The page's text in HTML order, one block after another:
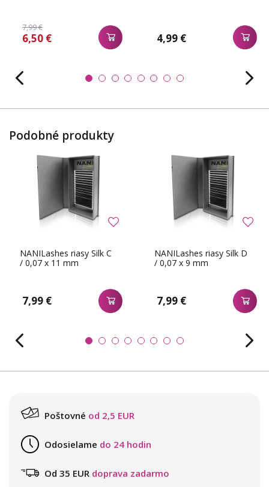
7,99 €
6,50 € 4,99 €
Podobné produkty
NANILashes riasy Silk C
/ 0,07 x 11 mm
7,99 €
NANILashes riasy Silk D
/ 0,07 x 9 mm
7,99 €
Poštovné od 2,5 EUR
Odosielame do 24 hodin
Od 35 EUR doprava zadarmo